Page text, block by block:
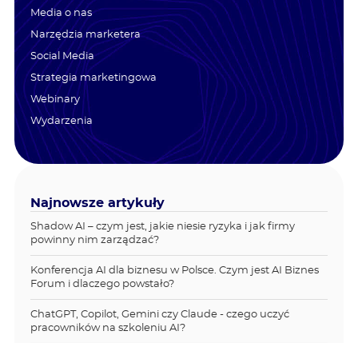
Media o nas
Narzędzia marketera
Social Media
Strategia marketingowa
Webinary
Wydarzenia
Najnowsze artykuły
Shadow AI – czym jest, jakie niesie ryzyka i jak firmy
powinny nim zarządzać?
Konferencja AI dla biznesu w Polsce. Czym jest AI Biznes
Forum i dlaczego powstało?
ChatGPT, Copilot, Gemini czy Claude - czego uczyć
pracowników na szkoleniu AI?